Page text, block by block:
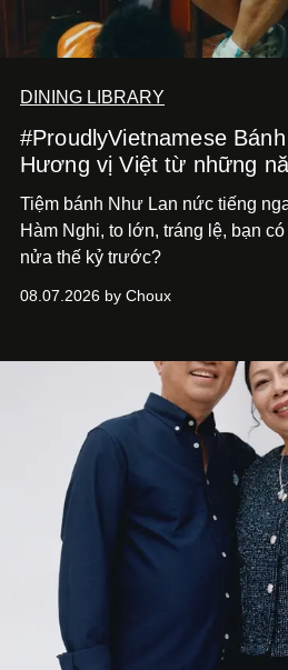
DINING LIBRARY
#ProudlyVietnamese
Hương vị Việt từ những
Tiệm bánh Như Lan nức tiếng
Hàm Nghi, to lớn, tráng lệ, bạn
nửa thế kỷ trước?
08.07.2026 by Choux